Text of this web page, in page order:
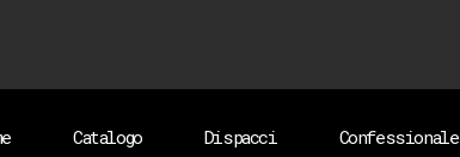
Catalogo Dispacci Confessionale